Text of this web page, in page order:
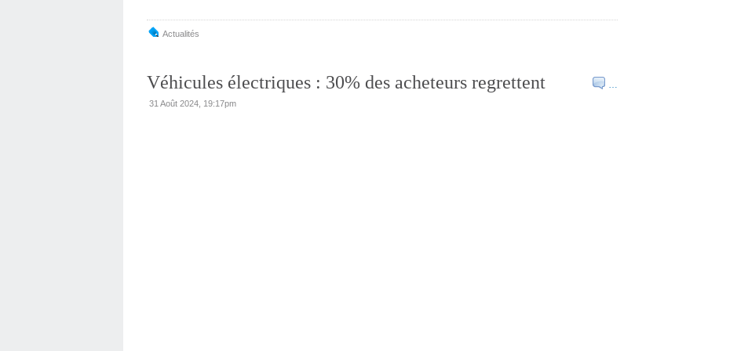
Actualités
…
Véhicules électriques : 30% des acheteurs regrettent
31 Août 2024, 19:17pm